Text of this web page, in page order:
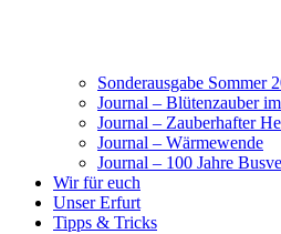
Sonderausgabe Sommer
Journal – Blütenzauber
Journal – Zauberhafter
Journal – Wärmewende
Journal – 100 Jahre
Wir für euch
Unser Erfurt
Tipps & Tricks